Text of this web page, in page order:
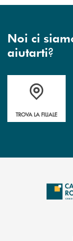
Noi ci
aiutarti?
Accedi all' elenco
TROVA LA FILIALE